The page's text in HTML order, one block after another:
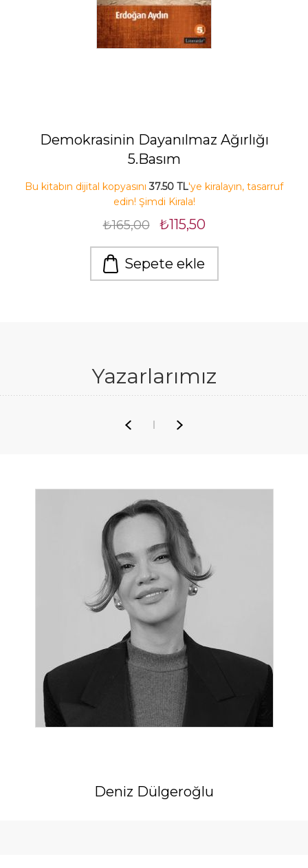
Demokrasinin Dayanılmaz Ağırlığı
5.Basım
Bu kitabın dijital kopyasını37.50 TL'ye kiralayın, tasarruf
edin! Şimdi Kirala!
₺165,00 ₺115,50
Sepete ekle
Yazarlarımız
Deniz Dülgeroğlu